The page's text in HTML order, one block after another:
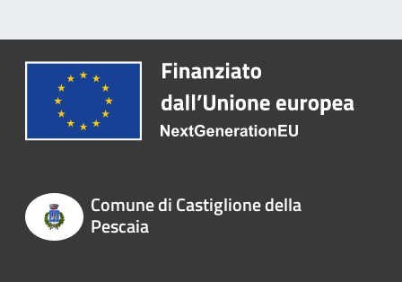
Comune di Castiglione della
Pescaia